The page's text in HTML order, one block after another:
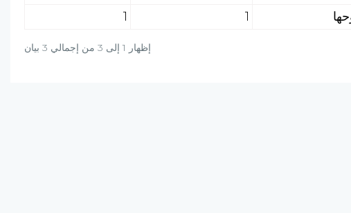
1
1
إظهار 1 إلى 3 من إجمالي 3 بيان